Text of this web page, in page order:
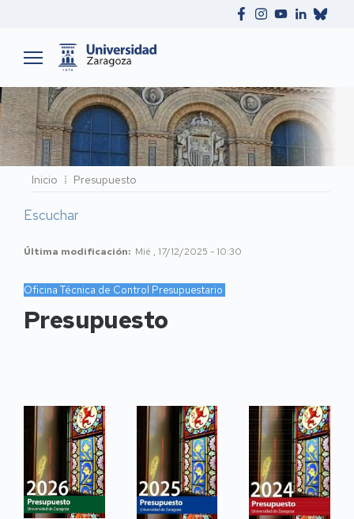
Ruta
de
navegación
Inicio Presupuesto
Escuchar
Última modificación Mié , 17/12/2025 - 10:30
Oficina Técnica de Control Presupuestario
Presupuesto